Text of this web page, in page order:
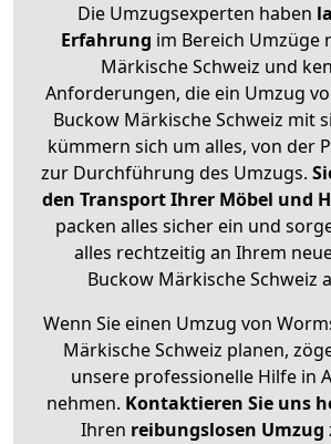
Die Umzugsexperten haben
Erfahrung im Bereich Umzüge
Märkische Schweiz und
Anforderungen, die ein Umzug
Buckow Märkische Schweiz mit
kümmern sich um alles, von der
zur Durchführung des Umzugs.
den Transport Ihrer Möbel und
packen alles sicher ein und
alles rechtzeitig an Ihrem
Buckow Märkische Schweiz
Wenn Sie einen Umzug von
Märkische Schweiz planen,
unsere professionelle Hilfe in
nehmen. Kontaktieren Sie uns
Ihren reibungslosen Umzug